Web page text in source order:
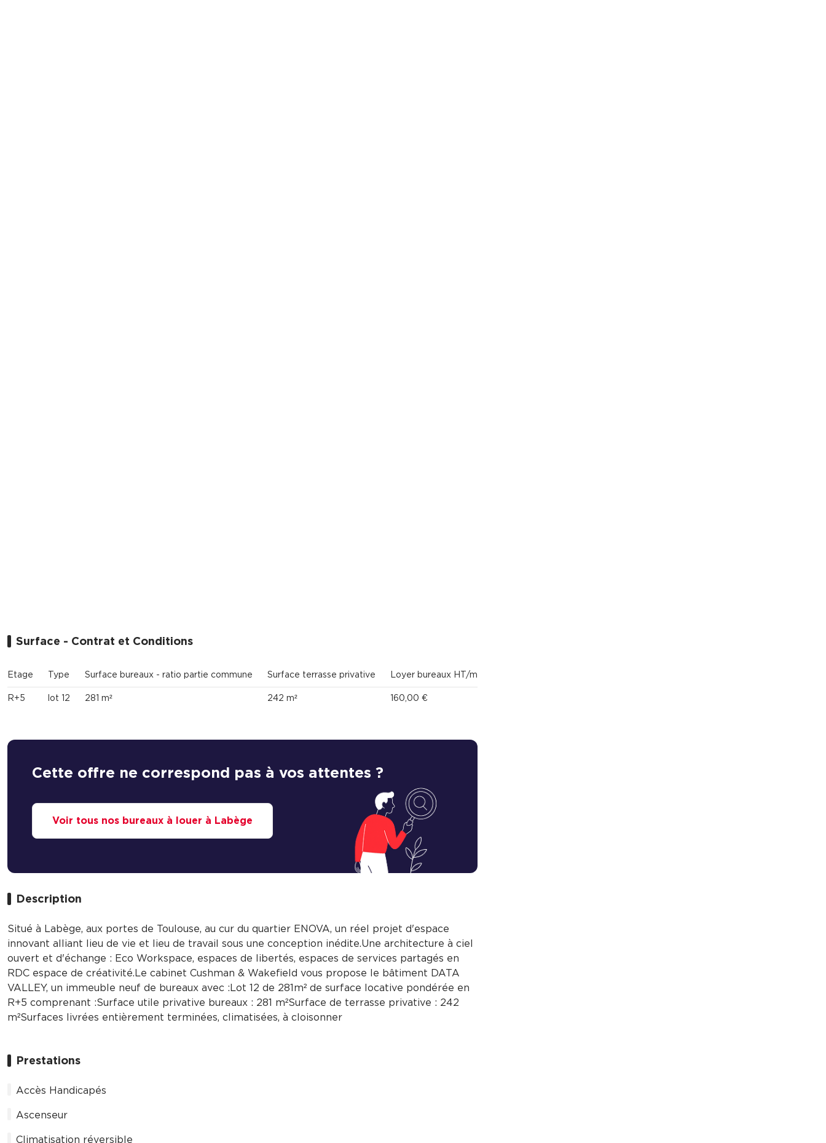
Surface - Contrat et Conditions
Etage Type Surface bureaux - ratio partie commune Surface terrasse privative Loyer bureaux HT/m²/an
R+5 lot 12 281 m² 242 m² 160,00 €
Cette offre ne correspond pas à vos attentes ?
Voir tous nos bureaux à louer à Labège
Description
Situé à Labège, aux portes de Toulouse, au cur du quartier ENOVA, un réel projet d'espace
innovant alliant lieu de vie et lieu de travail sous une conception inédite.Une architecture à ciel
ouvert et d'échange : Eco Workspace, espaces de libertés, espaces de services partagés en
RDC espace de créativité.Le cabinet Cushman & Wakefield vous propose le bâtiment DATA
VALLEY, un immeuble neuf de bureaux avec :Lot 12 de 281m² de surface locative pondérée en
R+5 comprenant :Surface utile privative bureaux : 281 m²Surface de terrasse privative : 242
m²Surfaces livrées entièrement terminées, climatisées, à cloisonner
Prestations
Accès Handicapés
Ascenseur
Climatisation réversible